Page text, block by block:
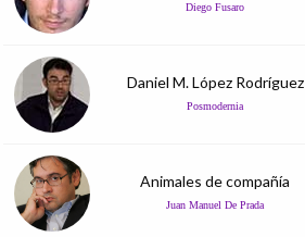
Diego Fusaro
Daniel M. López Rodríguez
Posmodernia
Animales de compañía
Juan Manuel De Prada